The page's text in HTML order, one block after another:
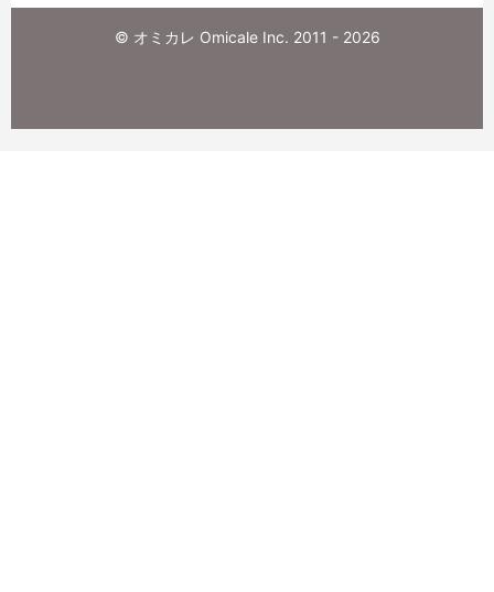
© オミカレ Omicale Inc. 2011 - 2026